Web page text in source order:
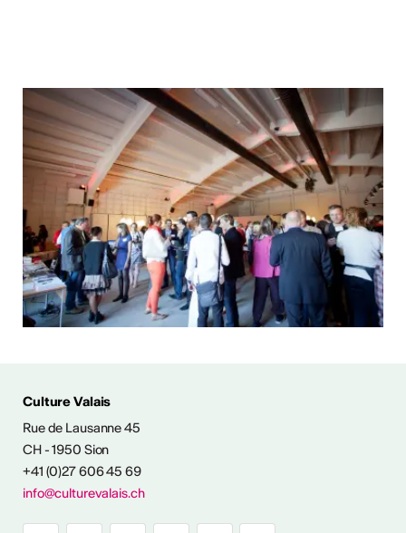
& CONTACT
Culture Valais
Rue de Lausanne 45
CH - 1950 Sion
+41 (0)27 606 45 69
info@culturevalais.ch